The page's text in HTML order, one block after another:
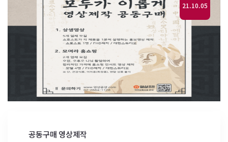
21.10.05
공동구매 영상제작